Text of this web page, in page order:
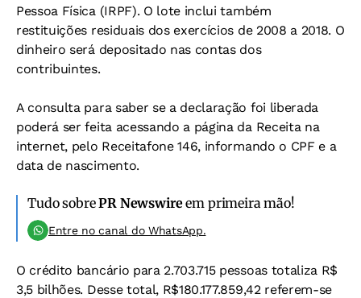
Pessoa Física (IRPF). O lote inclui também
restituições residuais dos exercícios de 2008 a 2018. O
dinheiro será depositado nas contas dos
contribuintes.
A consulta para saber se a declaração foi liberada
poderá ser feita acessando a página da Receita na
internet, pelo Receitafone 146, informando o CPF e a
data de nascimento.
Tudo sobrePR Newswireem primeira mão!
Entre no canal do WhatsApp.
O crédito bancário para 2.703.715 pessoas totaliza R$
3,5 bilhões. Desse total, R$180.177.859,42 referem-se